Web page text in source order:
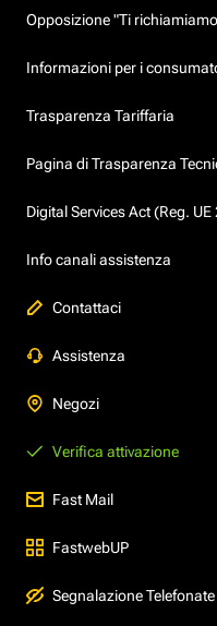
Opposizione "Ti
Informazioni per i
Trasparenza Tariffaria
Pagina di Trasparenza
Digital Services Act (Reg.
Info canali assistenza
Contattaci
Assistenza
Negozi
Verifica attivazione
Fast Mail
FastwebUP
Segnalazione